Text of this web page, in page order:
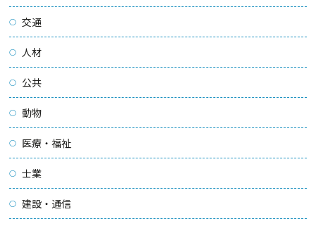
交通
人材
公共
動物
医療・福祉
士業
建設・通信